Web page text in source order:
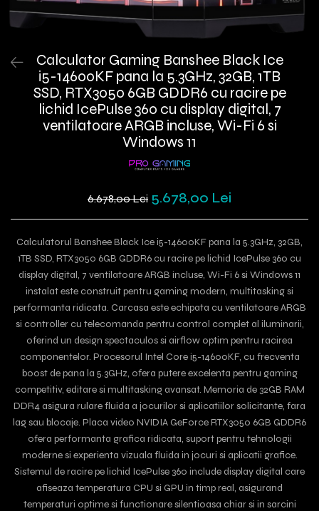
Calculator Gaming Banshee Black Ice
i5-14600KF pana la 5.3GHz, 32GB, 1TB
SSD, RTX3050 6GB GDDR6 cu racire pe
lichid IcePulse 360 cu display digital, 7
ventilatoare ARGB incluse, Wi-Fi 6 si
Windows 11
6.678,00 Lei 5.678,00 Lei
Calculatorul Banshee Black Ice i5-14600KF pana la 5.3GHz, 32GB,
1TB SSD, RTX3050 6GB GDDR6 cu racire pe lichid IcePulse 360 cu
display digital, 7 ventilatoare ARGB incluse, Wi-Fi 6 si Windows 11
instalat este construit pentru gaming modern, multitasking si
performanta ridicata. Carcasa este echipata cu ventilatoare ARGB
si controller cu telecomanda pentru control complet al iluminarii,
oferind un design spectaculos si airflow optim pentru racirea
componentelor. Procesorul Intel Core i5-14600KF, cu frecventa
boost de pana la 5.3GHz, ofera putere excelenta pentru gaming
competitiv, editare si multitasking avansat. Memoria de 32GB RAM
DDR4 asigura rulare fluida a jocurilor si aplicatiilor solicitante, fara
lag sau blocaje. Placa video NVIDIA GeForce RTX3050 6GB GDDR6
ofera performanta grafica ridicata, suport pentru tehnologii
moderne si experienta vizuala fluida in jocuri si aplicatii grafice.
Sistemul de racire pe lichid IcePulse 360 include display digital care
afiseaza temperatura CPU si GPU in timp real, asigurand
temperaturi optime si functionare silentioasa chiar si in sarcini